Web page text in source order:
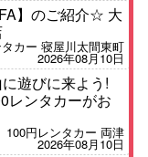
】のご紹介☆ 大
カー 寝屋川太間東町
2026年08月10日
遊びに来よう!
レンタカーがお
100円レンタカー 両津
2026年08月10日